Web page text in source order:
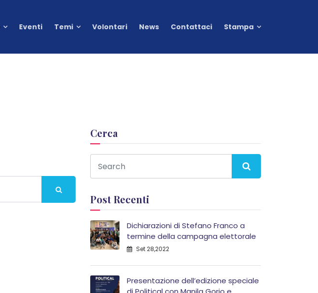
Eventi Temi Volontari News Contattaci Stampa
Cerca
Post Recenti
Dichiarazioni di Stefano Franco a
termine della campagna elettorale
Set 28,2022
Presentazione dell’edizione speciale